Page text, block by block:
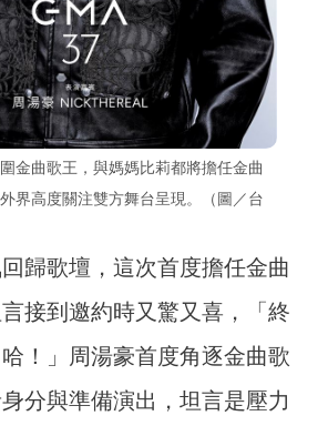
金曲歌王，與媽媽比莉都將擔任金曲
界高度關注雙方舞台呈現。（圖／台
歸歌壇，這次首度擔任金曲
接到邀約時又驚又喜，「終
！」周湯豪首度角逐金曲歌
分與準備演出，坦言是壓力